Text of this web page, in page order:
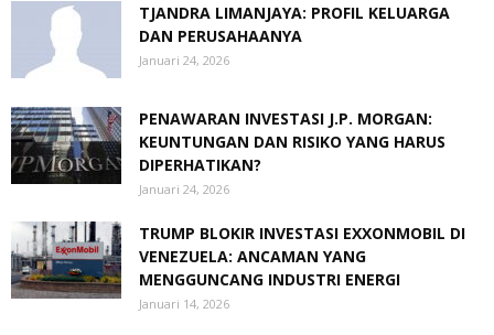
TJANDRA LIMANJAYA: PROFIL KELUARGA
DAN PERUSAHAANYA
Januari 24, 2026
PENAWARAN INVESTASI J.P. MORGAN:
KEUNTUNGAN DAN RISIKO YANG HARUS
DIPERHATIKAN?
Januari 24, 2026
TRUMP BLOKIR INVESTASI EXXONMOBIL DI
VENEZUELA: ANCAMAN YANG
MENGGUNCANG INDUSTRI ENERGI
Januari 14, 2026